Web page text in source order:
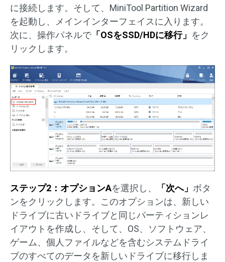
に接続します。そして、MiniTool Partition Wizard
を起動し、メインインターフェイスに入ります。
次に、操作パネルで「OSをSSD/HDに移行」 をク
リックします。
ステップ2：オプションAを選択し、 「次へ」 ボタ
ンをクリックします。このオプションは、新しい
ドライブに古いドライブと同じパーティションレ
イアウトを作成し、そして、OS、ソフトウェア、
ゲーム、個人ファイルなどを含むシステムドライ
ブのすべてのデータを新しいドライブに移行しま